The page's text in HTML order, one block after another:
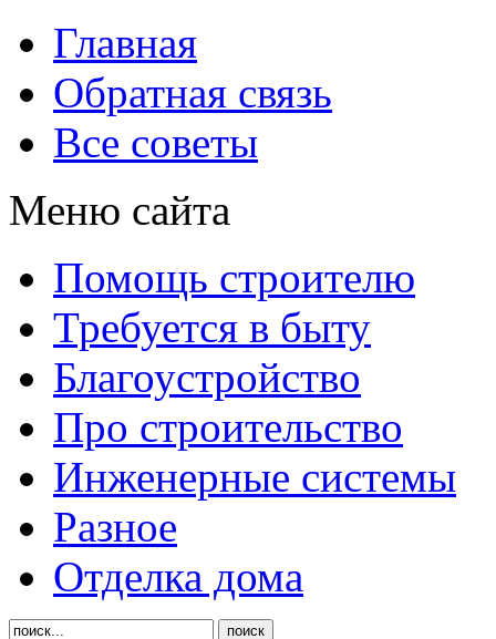
Главная
Обратная связь
Все советы
Меню сайта
Помощь строителю
Требуется в быту
Благоустройство
Про строительство
Инженерные системы
Разное
Отделка дома